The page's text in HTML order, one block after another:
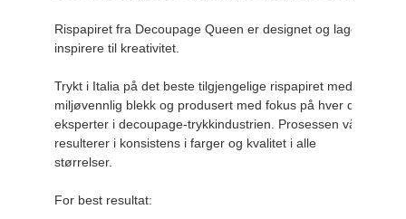
Rispapiret fra Decoupage Queen er designet og laget for å
inspirere til kreativitet.
Trykt i Italia på det beste tilgjengelige rispapiret med
miljøvennlig blekk og produsert med fokus på hver detalj av
eksperter i decoupage-trykkindustrien. Prosessen vår
resulterer i konsistens i farger og kvalitet i alle
størrelser.
For best resultat: